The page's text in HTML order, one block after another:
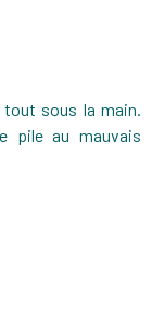
tout sous la main.
pile au mauvais